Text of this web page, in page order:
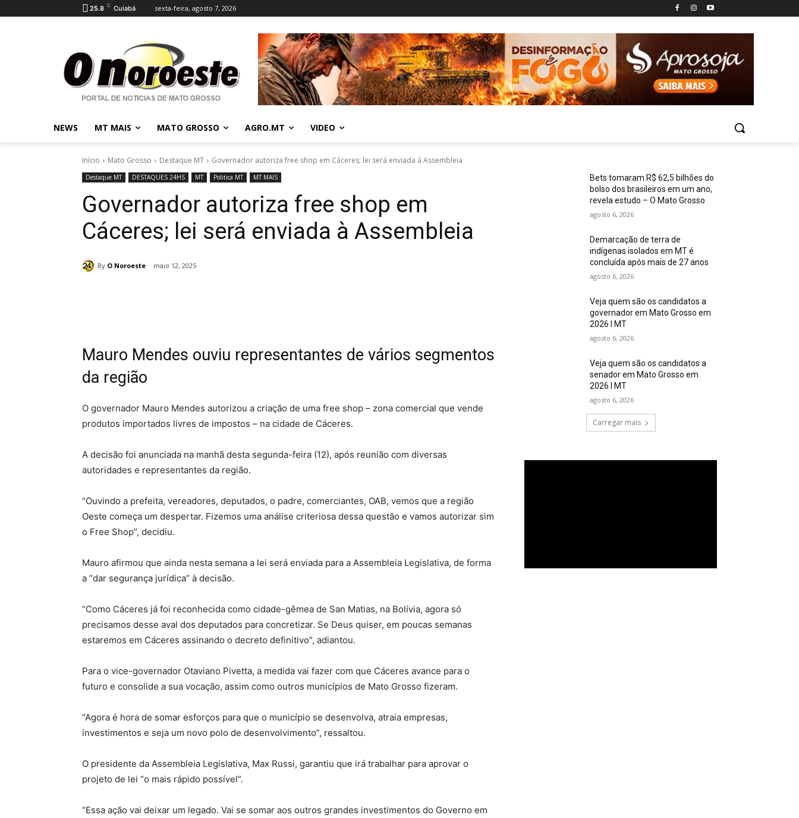
25.8 C Cuiabá sexta-feira, agosto 7, 2026
NEWS MT MAIS MATO GROSSO AGRO.MT VIDEO
Início Mato Grosso Destaque MT Governador autoriza free shop em Cáceres; lei será enviada à Assembleia
Destaque MT DESTAQUES 24HS MT Politica MT MT MAIS
Governador autoriza free shop em
Cáceres; lei será enviada à Assembleia
By O Noroeste maio 12, 2025
Mauro Mendes ouviu representantes de vários segmentos
da região
O governador Mauro Mendes autorizou a criação de uma free shop – zona comercial que vende
produtos importados livres de impostos – na cidade de Cáceres.
A decisão foi anunciada na manhã desta segunda-feira (12), após reunião com diversas
autoridades e representantes da região.
“Ouvindo a prefeita, vereadores, deputados, o padre, comerciantes, OAB, vemos que a região
Oeste começa um despertar. Fizemos uma análise criteriosa dessa questão e vamos autorizar sim
o Free Shop”, decidiu.
Mauro afirmou que ainda nesta semana a lei será enviada para a Assembleia Legislativa, de forma
a “dar segurança jurídica” à decisão.
“Como Cáceres já foi reconhecida como cidade-gêmea de San Matias, na Bolívia, agora só
precisamos desse aval dos deputados para concretizar. Se Deus quiser, em poucas semanas
estaremos em Cáceres assinando o decreto definitivo”, adiantou.
Para o vice-governador Otaviano Pivetta, a medida vai fazer com que Cáceres avance para o
futuro e consolide a sua vocação, assim como outros municípios de Mato Grosso fizeram.
“Agora é hora de somar esforços para que o município se desenvolva, atraia empresas,
investimentos e seja um novo polo de desenvolvimento”, ressaltou.
O presidente da Assembleia Legislativa, Max Russi, garantiu que irá trabalhar para aprovar o
projeto de lei “o mais rápido possível”.
“Essa ação vai deixar um legado. Vai se somar aos outros grandes investimentos do Governo em
Bets tomaram R$ 62,5 bilhões do
bolso dos brasileiros em um ano,
revela estudo – O Mato Grosso
agosto 6, 2026
Demarcação de terra de
indígenas isolados em MT é
concluída após mais de 27 anos
agosto 6, 2026
Veja quem são os candidatos a
governador em Mato Grosso em
2026 I MT
agosto 6, 2026
Veja quem são os candidatos a
senador em Mato Grosso em
2026 I MT
agosto 6, 2026
Carregar mais